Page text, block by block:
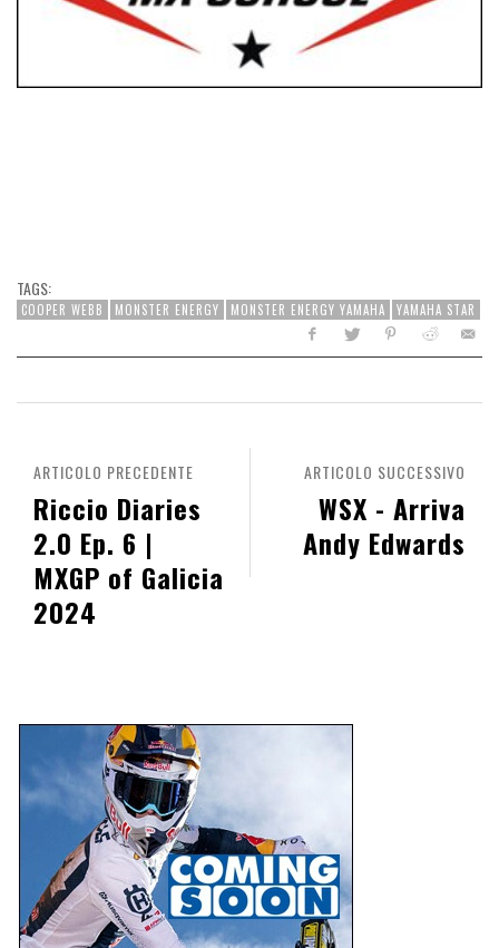
TAGS:
COOPER WEBB MONSTER ENERGY MONSTER ENERGY YAMAHA YAMAHA STAR
ARTICOLO SUCCESSIVO
WSX - Arriva
Andy Edwards
ARTICOLO PRECEDENTE
Riccio Diaries
2.0 Ep. 6 |
MXGP of Galicia
2024